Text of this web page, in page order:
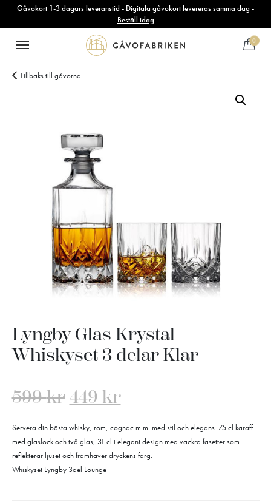
Gåvokort 1-3 dagars leveranstid - Digitala gåvokort levereras samma dag -
Beställ idag
0
Tillbaks till gåvorna
Lyngby Glas Krystal
Whiskyset 3 delar Klar
599kr 449 kr
Servera din bästa whisky, rom, cognac m.m. med stil och elegans. 75 cl karaff
med glaslock och två glas, 31 cl i elegant design med vackra fasetter som
reflekterar ljuset och framhäver dryckens färg.
Whiskyset Lyngby 3del Lounge